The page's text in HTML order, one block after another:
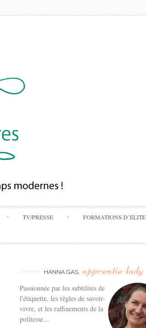
TV/PRESSE FORMATIONS D’ÉLITE
HANNA GAS, apprentie-lady
Passionnée par les subtilités de
l'étiquette, les règles de savoir-
vivre, et les raffinements de la
politesse...